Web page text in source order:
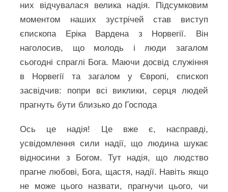
них відчувалася велика надія. Підсумковим
моментом наших зустрічей став виступ
єпископа Еріка Вардена з Норвегії. Він
наголосив, що молодь і люди загалом
сьогодні спраглі Бога. Маючи досвід служіння
в Норвегії та загалом у Європі, єпископ
засвідчив: попри всі виклики, серця людей
прагнуть бути близько до Господа
Ось це надія! Це вже є, насправді,
усвідомлення сили надії, що людина шукає
відносини з Богом. Тут надія, що людство
прагне любові, Бога, щастя, надії. Навіть якщо
не може цього назвати, прагнучи цього, чи